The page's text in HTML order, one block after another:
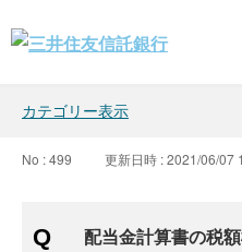
カテゴリー表示
No : 499 更新日時 : 2021/06/07
配当金計算書の税